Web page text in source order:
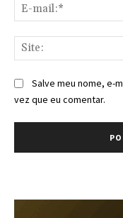
Salve meu nome, e-
vez que eu comentar.